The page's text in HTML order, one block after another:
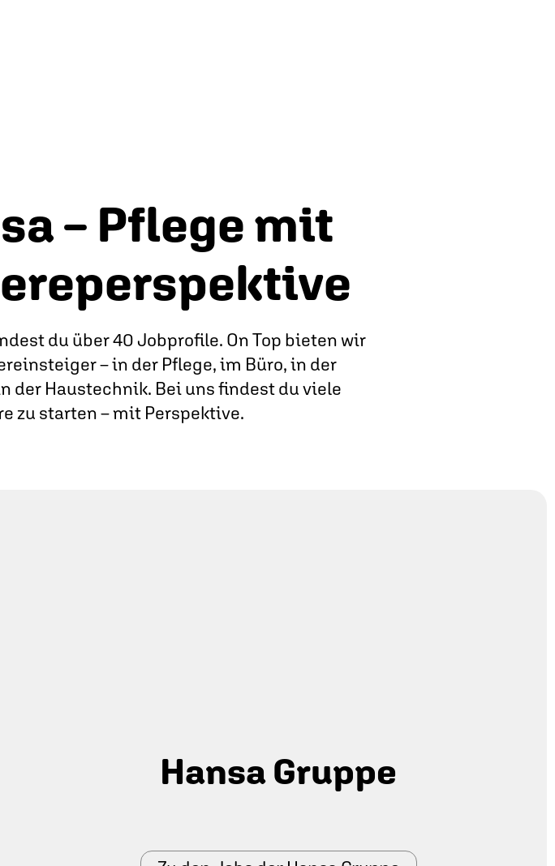
– Pflege mit
du über 40 Jobprofile. On Top bieten wir
– in der Pflege, im Büro, in der
der Haustechnik. Bei uns findest du viele
zu starten – mit Perspektive.
Hansa Gruppe